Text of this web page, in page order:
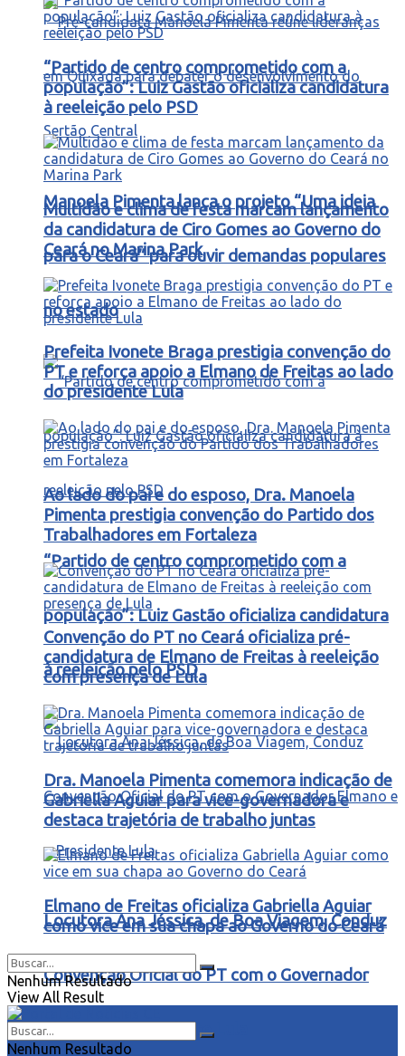
Manoela Pimenta lança o projeto “Uma ideia
para o Ceará” para ouvir demandas populares
no estado
“Partido de centro comprometido com a
população”: Luiz Gastão oficializa candidatura
à reeleição pelo PSD
Locutora Ana Jéssica, de Boa Viagem, Conduz
Convenção Oficial do PT com o Governador
Elmano e o Presidente Lula
“Partido de centro comprometido com a
população”: Luiz Gastão oficializa candidatura
à reeleição pelo PSD
Multidão e clima de festa marcam lançamento
da candidatura de Ciro Gomes ao Governo do
Ceará no Marina Park
Prefeita Ivonete Braga prestigia convenção do
PT e reforça apoio a Elmano de Freitas ao lado
do presidente Lula
Ao lado do pai e do esposo, Dra. Manoela
Pimenta prestigia convenção do Partido dos
Trabalhadores em Fortaleza
Convenção do PT no Ceará oficializa pré-
candidatura de Elmano de Freitas à reeleição
com presença de Lula
Dra. Manoela Pimenta comemora indicação de
Gabriella Aguiar para vice-governadora e
destaca trajetória de trabalho juntas
Elmano de Freitas oficializa Gabriella Aguiar
como vice em sua chapa ao Governo do Ceará
Nenhum Resultado
View All Result
Nenhum Resultado